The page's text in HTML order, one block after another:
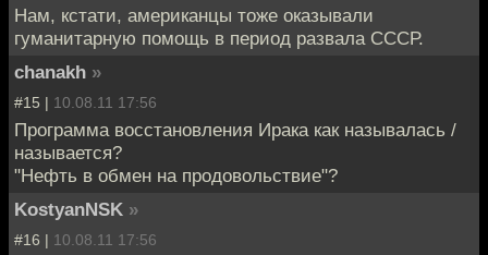
Нам, кстати, американцы тоже оказывали
гуманитарную помощь в период развала СССР.
chanakh »
#15 | 10.08.11 17:56
Программа восстановления Ирака как называлась /
называется?
"Нефть в обмен на продовольствие"?
KostyanNSK »
#16 | 10.08.11 17:56